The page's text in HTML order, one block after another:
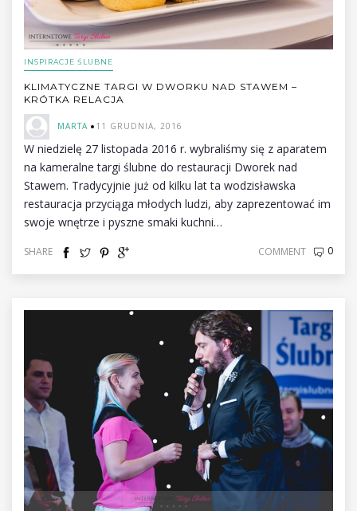
INSPIRACJE ŚLUBNE
KLIMATYCZNE TARGI W DWORKU NAD STAWEM –
KRÓTKA RELACJA
MARTA 11 GRUDNIA, 2016
W niedzielę 27 listopada 2016 r. wybraliśmy się z aparatem
na kameralne targi ślubne do restauracji Dworek nad
Stawem. Tradycyjnie już od kilku lat ta wodzisławska
restauracja przyciąga młodych ludzi, aby zaprezentować im
swoje wnętrze i pyszne smaki kuchni…
SHARE COMMENT 0